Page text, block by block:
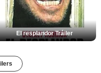
El resplandor Tráiler